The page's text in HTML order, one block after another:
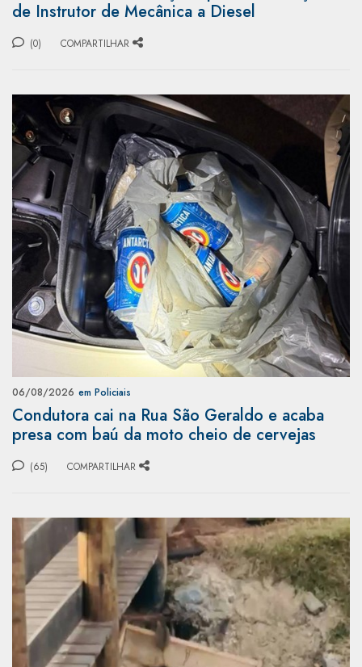
de Instrutor de Mecânica a Diesel
(0) COMPARTILHAR
06/08/2026 em Policiais
Condutora cai na Rua São Geraldo e acaba
presa com baú da moto cheio de cervejas
(65) COMPARTILHAR